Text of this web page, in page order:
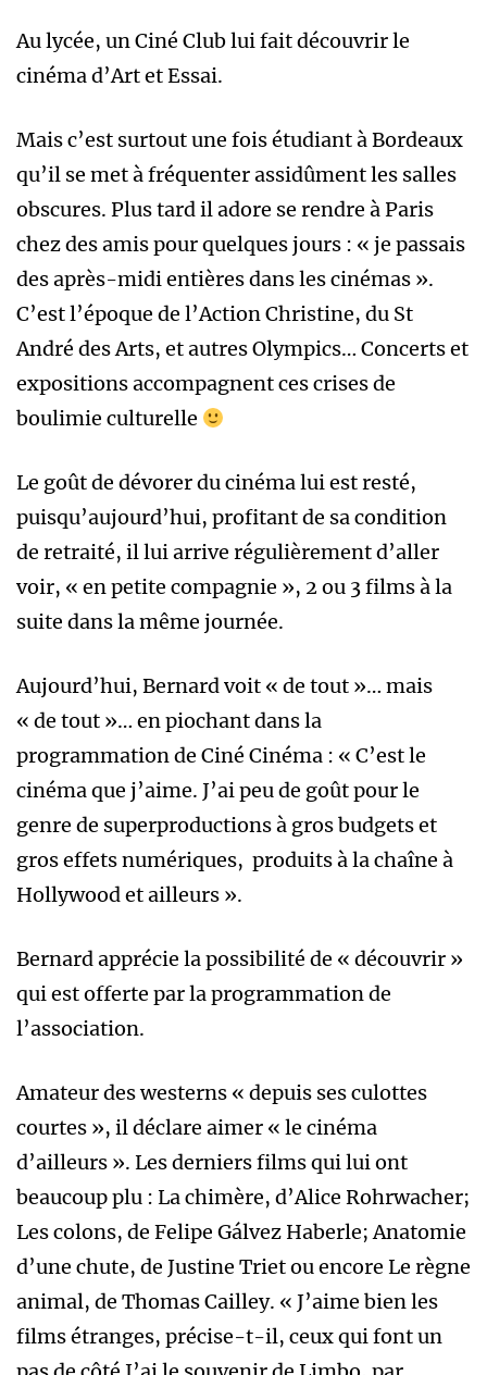
Au lycée, un Ciné Club lui fait découvrir le
cinéma d’Art et Essai.
Mais c’est surtout une fois étudiant à Bordeaux
qu’il se met à fréquenter assidûment les salles
obscures. Plus tard il adore se rendre à Paris
chez des amis pour quelques jours : « je passais
des après-midi entières dans les cinémas ».
C’est l’époque de l’Action Christine, du St
André des Arts, et autres Olympics… Concerts et
expositions accompagnent ces crises de
boulimie culturelle
Le goût de dévorer du cinéma lui est resté,
puisqu’aujourd’hui, profitant de sa condition
de retraité, il lui arrive régulièrement d’aller
voir, « en petite compagnie », 2 ou 3 films à la
suite dans la même journée.
Aujourd’hui, Bernard voit « de tout »… mais
« de tout »… en piochant dans la
programmation de Ciné Cinéma : « C’est le
cinéma que j’aime. J’ai peu de goût pour le
genre de superproductions à gros budgets et
gros effets numériques, produits à la chaîne à
Hollywood et ailleurs ».
Bernard apprécie la possibilité de « découvrir »
qui est offerte par la programmation de
l’association.
Amateur des westerns « depuis ses culottes
courtes », il déclare aimer « le cinéma
d’ailleurs ». Les derniers films qui lui ont
beaucoup plu : La chimère, d’Alice Rohrwacher;
Les colons, de Felipe Gálvez Haberle; Anatomie
d’une chute, de Justine Triet ou encore Le règne
animal, de Thomas Cailley. « J’aime bien les
films étranges, précise-t-il, ceux qui font un